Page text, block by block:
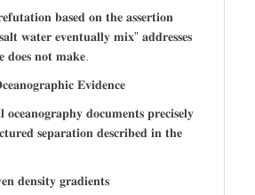
𝐛𝐚𝐬𝐞𝐝 𝐨𝐧 𝐭𝐡𝐞 𝐚𝐬𝐬𝐞𝐫𝐭𝐢𝐨𝐧
𝐰𝐚𝐭𝐞𝐫 𝐞𝐯𝐞𝐧𝐭𝐮𝐚𝐥𝐥𝐲 𝐦𝐢𝐱” 𝐚𝐝𝐝𝐫𝐞𝐬𝐬𝐞𝐬
𝐝𝐨𝐞𝐬 𝐧𝐨𝐭 𝐦𝐚𝐤𝐞.
𝐄𝐯𝐢𝐝𝐞𝐧𝐜𝐞
𝐨𝐜𝐞𝐚𝐧𝐨𝐠𝐫𝐚𝐩𝐡𝐲 𝐝𝐨𝐜𝐮𝐦𝐞𝐧𝐭𝐬 𝐩𝐫𝐞𝐜𝐢𝐬𝐞𝐥𝐲
𝐬𝐞𝐩𝐚𝐫𝐚𝐭𝐢𝐨𝐧 𝐝𝐞𝐬𝐜𝐫𝐢𝐛𝐞𝐝 𝐢𝐧 𝐭𝐡𝐞
𝐝𝐞𝐧𝐬𝐢𝐭𝐲 𝐠𝐫𝐚𝐝𝐢𝐞𝐧𝐭𝐬